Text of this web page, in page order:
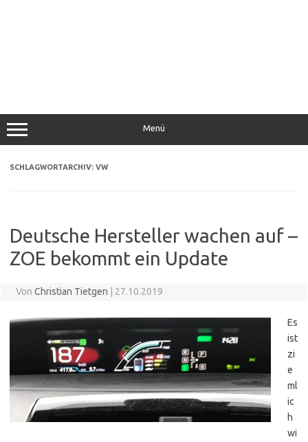
Menü
SCHLAGWORTARCHIV: VW
Deutsche Hersteller wachen auf –
ZOE bekommt ein Update
Von Christian Tietgen | 27.10.2019
Es
ist
zi
e
ml
ic
h
wi